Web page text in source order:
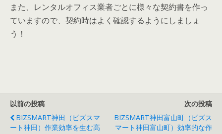
また、レンタルオフィス業者ごとに様々な契約書を作っ
ていますので、契約時はよく確認するようにしましょ
う！
以前の投稿
BIZSMART神田（ビズスマ
ート神田）作業効率を生む高
次の投稿
BIZSMART神田富山町（ビズス
マート神田富山町）効率的な作